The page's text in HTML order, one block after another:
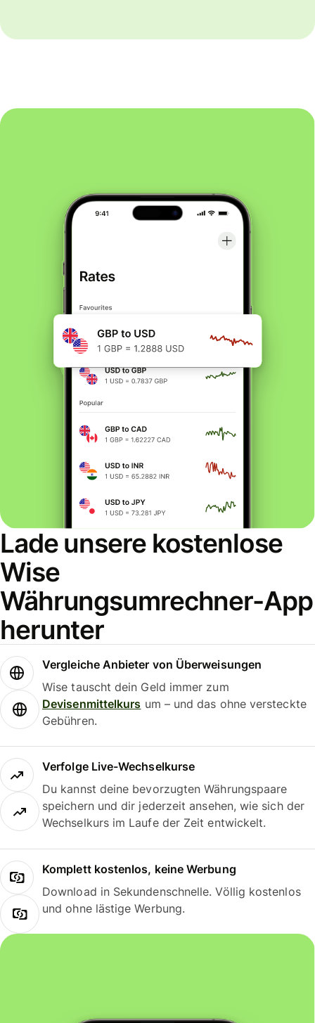
Lade unsere kostenlose
Wise
Währungsumrechner-App
herunter
Vergleiche Anbieter von Überweisungen
Wise tauscht dein Geld immer zum
Devisenmittelkurs um – und das ohne versteckte
Gebühren.
Verfolge Live-Wechselkurse
Du kannst deine bevorzugten Währungspaare
speichern und dir jederzeit ansehen, wie sich der
Wechselkurs im Laufe der Zeit entwickelt.
Komplett kostenlos, keine Werbung
Download in Sekundenschnelle. Völlig kostenlos
und ohne lästige Werbung.